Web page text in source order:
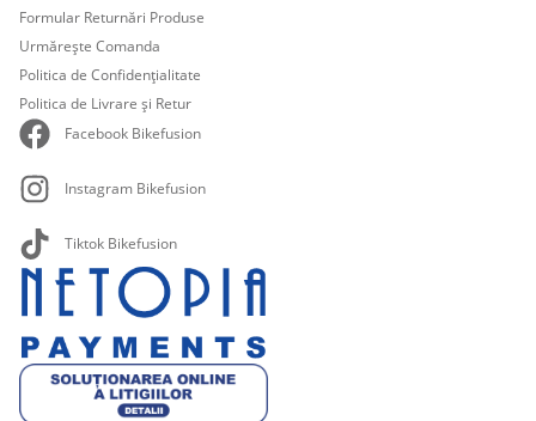
Formular Returnări Produse
Urmărește Comanda
Politica de Confidențialitate
Politica de Livrare și Retur
Facebook Bikefusion
Instagram Bikefusion
Tiktok Bikefusion